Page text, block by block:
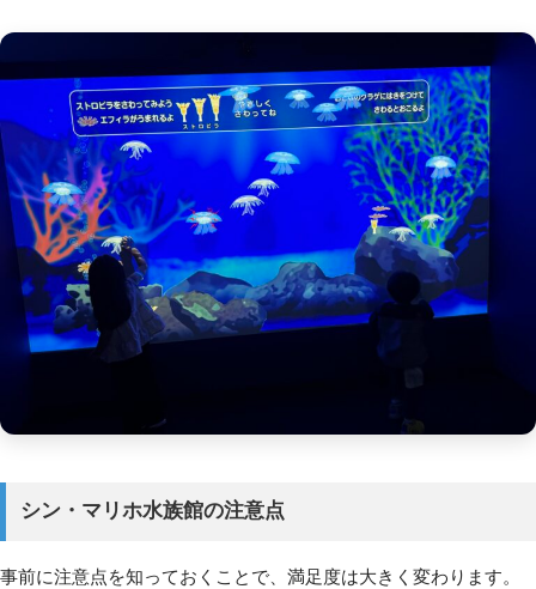
シン・マリホ水族館の注意点
事前に注意点を知っておくことで、満足度は大きく変わります。